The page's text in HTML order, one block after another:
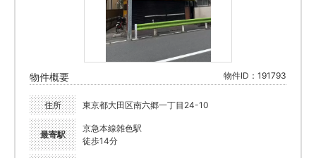
物件概要 物件ID：191793
住所 東京都大田区南六郷一丁目24-10
最寄駅
京急本線雑色駅
徒歩14分